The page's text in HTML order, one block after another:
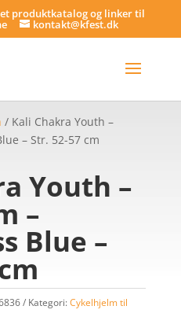
et produktkatalog og linker til
kontakt@kfest.dk
/ Kali Chakra Youth –
– Str. 52-57 cm
Youth –
–
Blue –
Kategori:Cykelhjelm til